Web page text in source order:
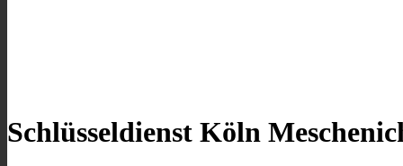
Schlüsseldienst Köln